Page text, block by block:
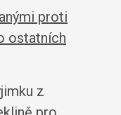
proti
ostatních
z